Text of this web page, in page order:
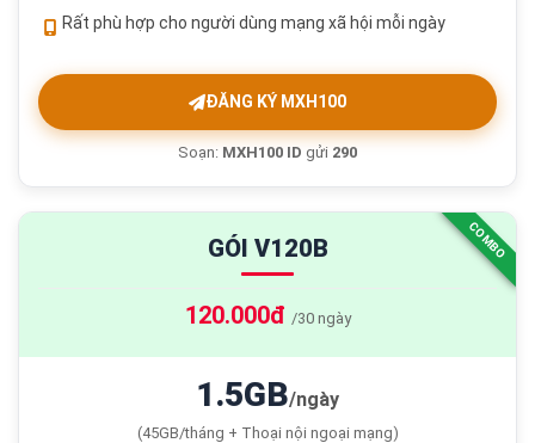
Rất phù hợp cho người dùng mạng xã hội mỗi ngày
ĐĂNG KÝ MXH100
Soạn: MXH100 ID gửi 290
COMBO
GÓI V120B
120.000đ /30 ngày
1.5GB/ngày
(45GB/tháng + Thoại nội ngoại mạng)